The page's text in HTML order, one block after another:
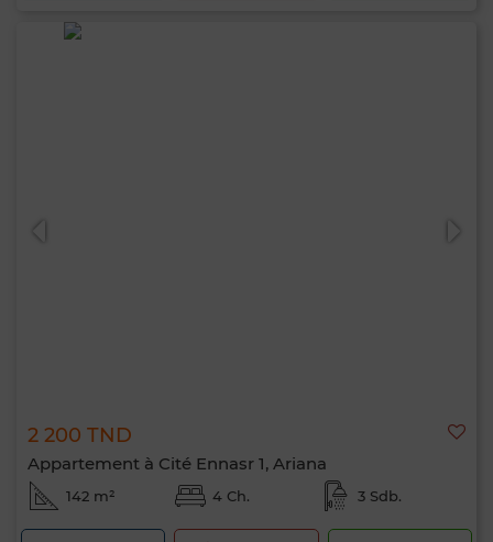
2 200 TND
Appartement à Cité Ennasr 1, Ariana
142 m² 4 Ch. 3 Sdb.